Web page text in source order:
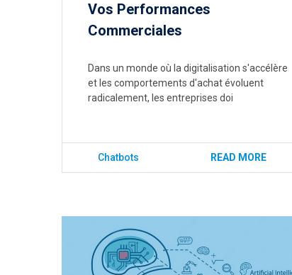
Vos Performances
Commerciales
Dans un monde où la digitalisation s'accélère
et les comportements d'achat évoluent
radicalement, les entreprises doi
Chatbots READ MORE